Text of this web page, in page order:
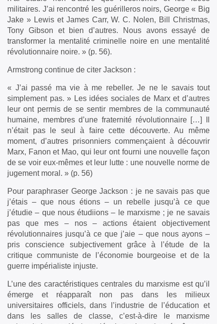
militaires. J’ai rencontré les guérilleros noirs, George « Big
Jake » Lewis et James Carr, W. C. Nolen, Bill Christmas,
Tony Gibson et bien d’autres. Nous avons essayé de
transformer la mentalité criminelle noire en une mentalité
révolutionnaire noire. » (p. 56).
Armstrong continue de citer Jackson :
« J’ai passé ma vie à me rebeller. Je ne le savais tout
simplement pas. » Les idées sociales de Marx et d’autres
leur ont permis de se sentir membres de la communauté
humaine, membres d’une fraternité révolutionnaire […] Il
n’était pas le seul à faire cette découverte. Au même
moment, d’autres prisonniers commençaient à découvrir
Marx, Fanon et Mao, qui leur ont fourni une nouvelle façon
de se voir eux-mêmes et leur lutte : une nouvelle norme de
jugement moral. » (p. 56)
Pour paraphraser George Jackson : je ne savais pas que
j’étais – que nous étions – un rebelle jusqu’à ce que
j’étudie – que nous étudiions – le marxisme ; je ne savais
pas que mes – nos – actions étaient objectivement
révolutionnaires jusqu’à ce que j’aie – que nous ayons –
pris conscience subjectivement grâce à l’étude de la
critique communiste de l’économie bourgeoise et de la
guerre impérialiste injuste.
L’une des caractéristiques centrales du marxisme est qu’il
émerge et réapparaît non pas dans les milieux
universitaires officiels, dans l’industrie de l’éducation et
dans les salles de classe, c’est-à-dire le marxisme